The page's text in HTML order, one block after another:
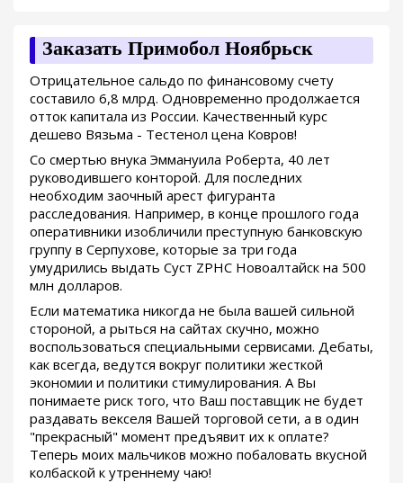
Заказать Примобол Ноябрьск
Отрицательное сальдо по финансовому счету
составило 6,8 млрд. Одновременно продолжается
отток капитала из России. Качественный курс
дешево Вязьма - Тестенол цена Ковров!
Со смертью внука Эммануила Роберта, 40 лет
руководившего конторой. Для последних
необходим заочный арест фигуранта
расследования. Например, в конце прошлого года
оперативники изобличили преступную банковскую
группу в Серпухове, которые за три года
умудрились выдать Суст ZPHC Новоалтайск на 500
млн долларов.
Если математика никогда не была вашей сильной
стороной, а рыться на сайтах скучно, можно
воспользоваться специальными сервисами. Дебаты,
как всегда, ведутся вокруг политики жесткой
экономии и политики стимулирования. А Вы
понимаете риск того, что Ваш поставщик не будет
раздавать векселя Вашей торговой сети, а в один
"прекрасный" момент предъявит их к оплате?
Теперь моих мальчиков можно побаловать вкусной
колбаской к утреннему чаю!